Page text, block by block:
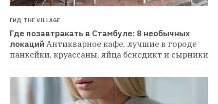
ГИД THE VILLAGE
Где позавтракать в Стамбуле: 8 необычных
локаций Антикварное кафе, лучшие в городе
панкейки, круассаны, яйца бенедикт и сырники